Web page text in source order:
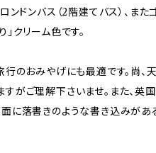
ロンドンバス（2階建てバス）、ま
クリーム色です。
行のおみやげにも最適です。尚
がご理解下さいませ。また、
に落書きのような書き込みがあ